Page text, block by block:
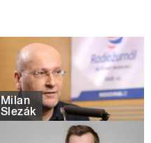
Milan
Slezák